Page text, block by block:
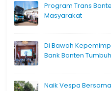
Program Trans
Masyarakat
Di Bawah
Bank Banten
Naik Vespa